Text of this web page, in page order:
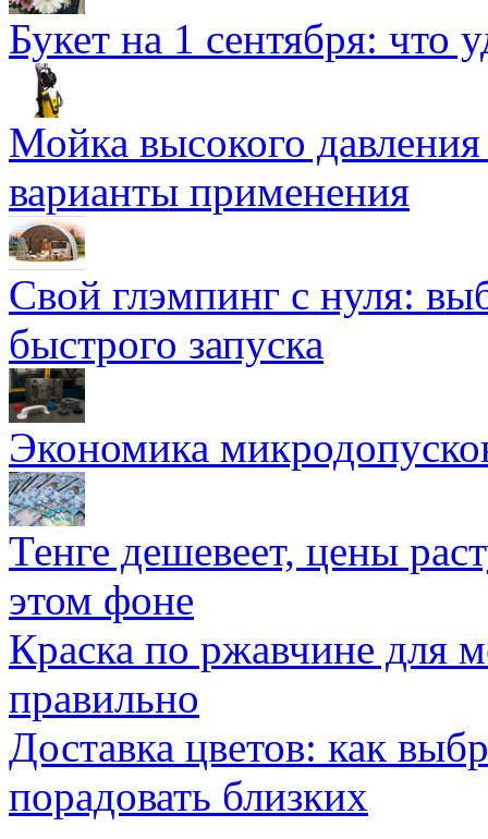
Букет на 1 сентября: что
Мойка высокого
варианты применения
Свой глэмпинг с нуля:
быстрого запуска
Экономика
Тенге дешевеет, цены
этом фоне
Краска по ржавчине для
правильно
Доставка цветов: как
порадовать близких